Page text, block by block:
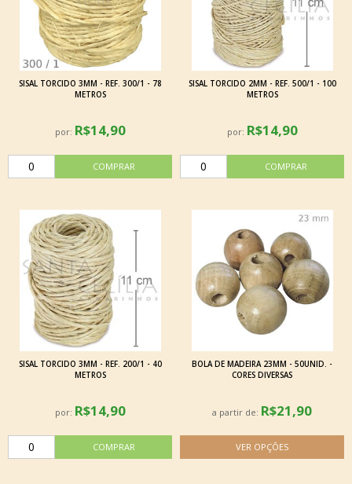
SISAL TORCIDO 3MM - REF. 300/1 - 78
METROS
por: R$14,90
SISAL TORCIDO 2MM - REF. 500/1 - 100
METROS
por: R$14,90
SISAL TORCIDO 3MM - REF. 200/1 - 40
METROS
por: R$14,90
BOLA DE MADEIRA 23MM - 50UNID. -
CORES DIVERSAS
a partir de: R$21,90